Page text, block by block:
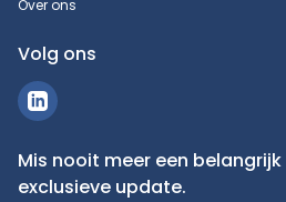
Over ons
Volg ons
Mis nooit meer een
exclusieve update.